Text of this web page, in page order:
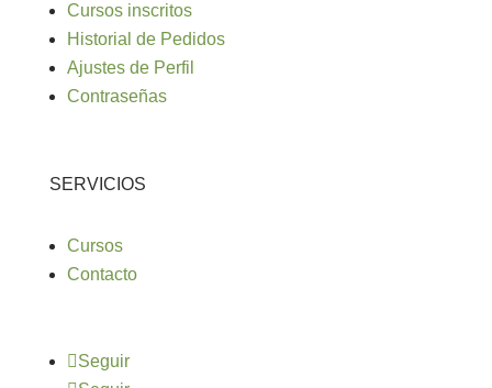
Cursos inscritos
Historial de Pedidos
Ajustes de Perfil
Contraseñas
SERVICIOS
Cursos
Contacto
Seguir